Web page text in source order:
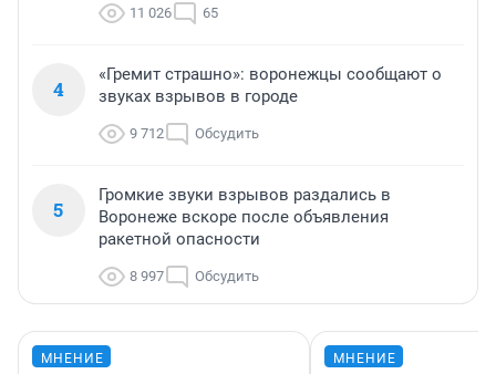
11 026 65
4
«Гремит страшно»: воронежцы сообщают о
звуках взрывов в городе
9 712 Обсудить
5
Громкие звуки взрывов раздались в
Воронеже вскоре после объявления
ракетной опасности
8 997 Обсудить
МНЕНИЕ МНЕНИЕ